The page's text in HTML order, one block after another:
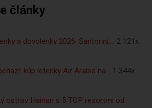
články
a dovolenky 2026: Santorini,… 2 121x
kúp letenky Air Arabia na… 1 344x
ostrov Hainan s 5 TOP rezortmi od